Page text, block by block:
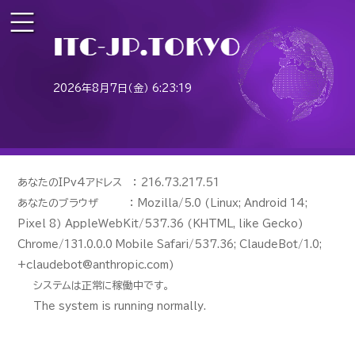
2026年8月7日（金） 6:23:19
システムは正常に稼働中です。
The system is running normally.
あなたのIPv4アドレス ： 216.73.217.51
あなたのブラウザ ： Mozilla/5.0 (Linux; Android 14;
Pixel 8) AppleWebKit/537.36 (KHTML, like Gecko)
Chrome/131.0.0.0 Mobile Safari/537.36; ClaudeBot/1.0;
+claudebot@anthropic.com)